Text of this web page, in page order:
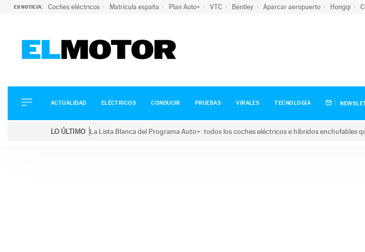
ES NOTICIA: Coches eléctricos Matrícula españa Plan Auto+ VTC Bentley Aparcar aeropuerto Hongqi
ELÉCTRICOS
CONDUCIR
ACTUALIDAD ELÉCTRICOS CONDUCIR PRUEBAS VIRALES TECNOLOGÍA
LO ÚLTIMO La Lista Blanca del Programa Auto+: todos los coches eléctricos e híbridos enchufables